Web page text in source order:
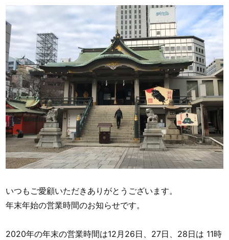
最新情報
ONLINE STORE
お問い合わせ
いつもご愛顧いただきありがとうございます。
年末年始の営業時間のお知らせです。
2020年の年末の営業時間は12月26日、27日、28日は 11時